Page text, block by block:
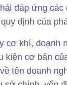
đáp ứng các
định của
cơ khí, doanh
kiện cơ bản
tên doanh